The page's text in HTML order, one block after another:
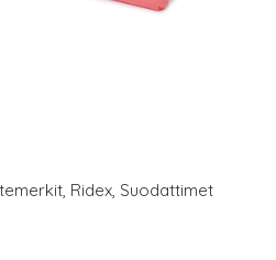
, Ridex, Suodattimet